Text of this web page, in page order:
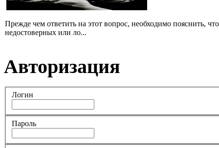
Прежде чем ответить на этот вопрос, необходимо пояснить,
недостоверных или ло...
Авторизация
Логин
Пароль